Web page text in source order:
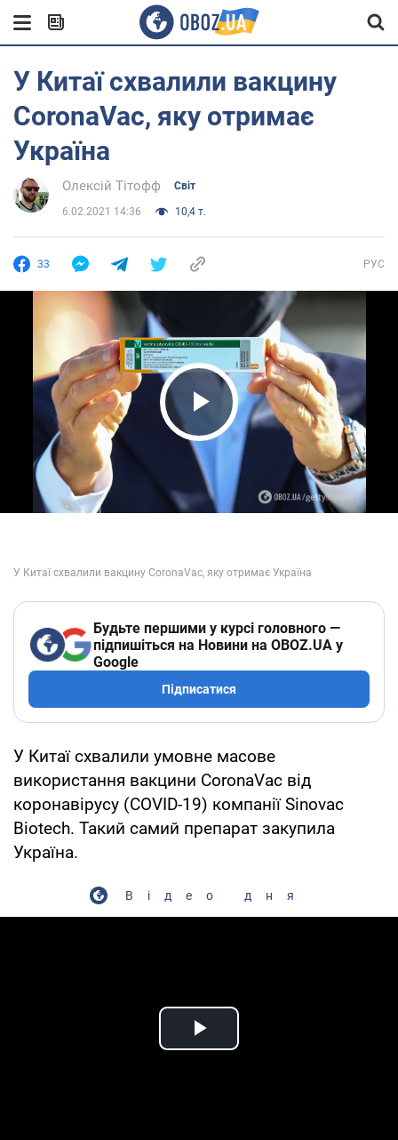
У Китаї схвалили вакцину
CoronaVac, яку отримає
Україна
Олексій Тітофф Світ
6.02.2021 14:36 10,4 т.
33 РУС
Play Video
Будьте першими у курсі головного —
підпишіться на Новини на OBOZ.UA у
Google
Підписатися
У Китаї схвалили умовне масове
використання вакцини CoronaVac від
коронавірусу (COVID-19) компанії Sinovac
Biotech. Такий самий препарат закупила
Україна.
Відео дня
Play Video